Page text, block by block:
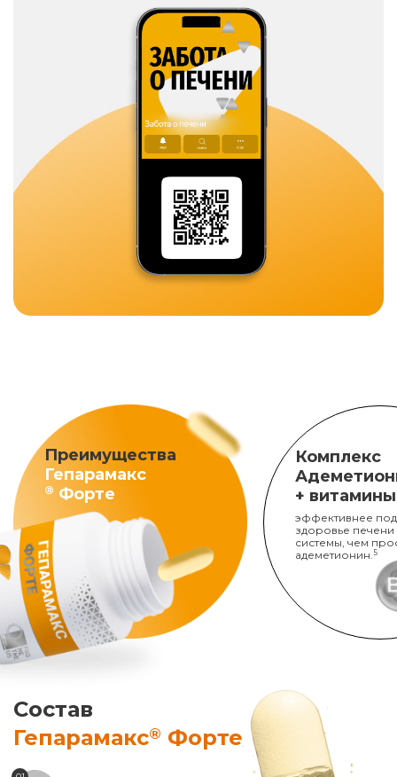
Преимущества
Гепарамакс
® Форте
Комплекс
+
эффективнее
здоровье печени
системы, чем
адеметионин. 5
Состав
Гепарамакс® Форте